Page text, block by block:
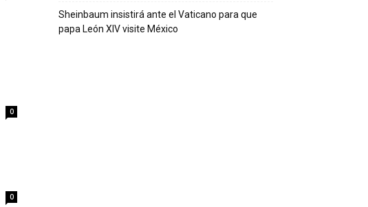
0
0
Sheinbaum insistirá ante el Vaticano para que
papa León XIV visite México